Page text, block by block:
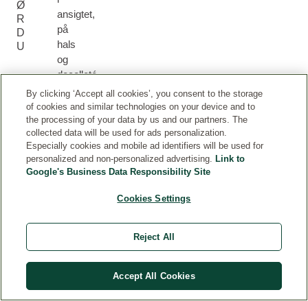
Ø
R
D
U
ansigtet,
på
hals
og
decolleté
før
dag-
eller
natcreme.
RELATEREDE PRODUKTER
By clicking ‘Accept all cookies’, you consent to the storage
of cookies and similar technologies on your device and to
the processing of your data by us and our partners. The
collected data will be used for ads personalization.
Especially cookies and mobile ad identifiers will be used for
personalized and non-personalized advertising. Link to
Google's Business Data Responsibility Site
Cookies Settings
Reject All
Accept All Cookies